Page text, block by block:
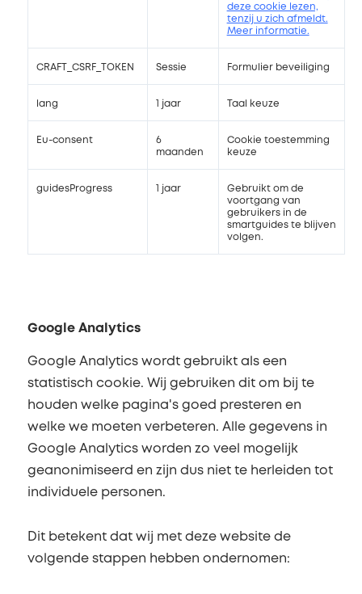
deze cookie lezen,
tenzij u zich afmeldt.
Meer informatie.
CRAFT_CSRF_TOKEN Sessie Formulier beveiliging
lang 1 jaar Taal keuze
Eu-consent
6
maanden
Cookie toestemming
keuze
guidesProgress 1 jaar
Gebruikt om de
voortgang van
gebruikers in de
smartguides te blijven
volgen.
Google Analytics
Google Analytics wordt gebruikt als een
statistisch cookie. Wij gebruiken dit om bij te
houden welke pagina's goed presteren en
welke we moeten verbeteren. Alle gegevens in
Google Analytics worden zo veel mogelijk
geanonimiseerd en zijn dus niet te herleiden tot
individuele personen.
Dit betekent dat wij met deze website de
volgende stappen hebben ondernomen: